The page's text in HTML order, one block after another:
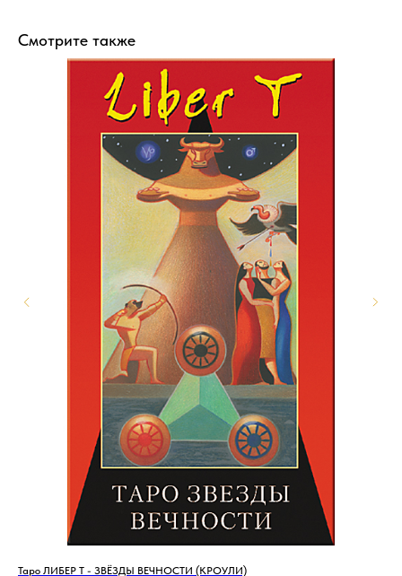
Смотрите также
Таро ЛИБЕР Т - ЗВЁЗДЫ ВЕЧНОСТИ (КРОУЛИ)